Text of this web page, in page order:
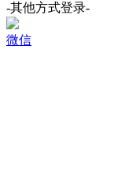
-其他方式登录-
微信